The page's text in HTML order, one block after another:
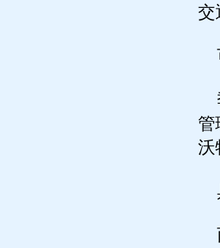
交
管
沃